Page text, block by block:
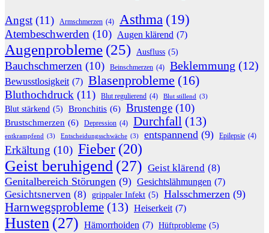
Angst (11) Armschmerzen (4) Asthma (19)
Atembeschwerden (10) Augen klärend (7)
Augenprobleme (25) Ausfluss (5)
Bauchschmerzen (10) Beinschmerzen (4) Beklemmung (12)
Bewusstlosigkeit (7) Blasenprobleme (16)
Bluthochdruck (11) Blut regulierend (4) Blut stillend (3)
Blut stärkend (5) Bronchitis (6) Brustenge (10)
Brustschmerzen (6) Depression (4) Durchfall (13)
entkrampfend (3) Entscheidungsschwäche (3) entspannend (9) Epilepsie (4)
Erkältung (10) Fieber (20)
Geist beruhigend (27) Geist klärend (8)
Genitalbereich Störungen (9) Gesichtslähmungen (7)
Gesichtsnerven (8) grippaler Infekt (5) Halsschmerzen (9)
Harnwegsprobleme (13) Heiserkeit (7)
Husten (27) Hämorrhoiden (7) Hüftprobleme (5)